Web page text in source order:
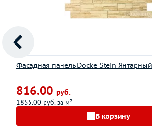
Фасадная панель Docke Stein Янтарный
816.00 руб.
1855.00 руб. за м²
В корзину